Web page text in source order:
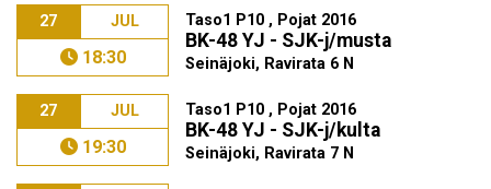
27 JUL
18:30
Taso1 P10 , Pojat 2016
BK-48 YJ - SJK-j/musta
Seinäjoki, Ravirata 6 N
27 JUL
19:30
Taso1 P10 , Pojat 2016
BK-48 YJ - SJK-j/kulta
Seinäjoki, Ravirata 7 N